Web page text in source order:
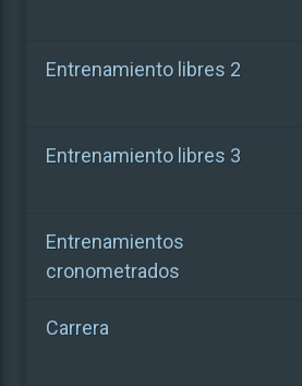
Entrenamiento libres 2
Entrenamiento libres 3
Entrenamientos
cronometrados
Carrera